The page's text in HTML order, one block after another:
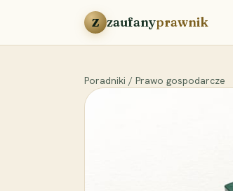
Przejdź do treści
Z zaufanyprawnik
Poradniki / Prawo gospodarcze